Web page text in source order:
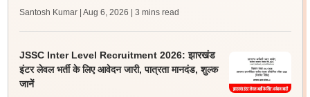
Santosh Kumar | Aug 6, 2026 | 3 mins read
JSSC Inter Level Recruitment 2026: झारखंड
इंटर लेवल भर्ती के लिए आवेदन जारी, पात्रता मानदंड, शुल्क
जानें